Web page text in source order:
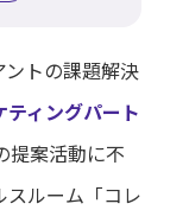
ントの課題解決
ィングパート
提案活動に不
スルーム「コレ